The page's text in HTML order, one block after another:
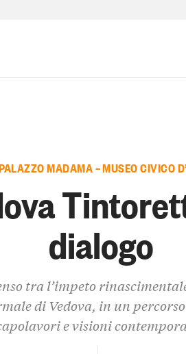
MADAMA – MUSEO CIVICO
dialogo
tra l’impeto
di Vedova, in un
e visioni